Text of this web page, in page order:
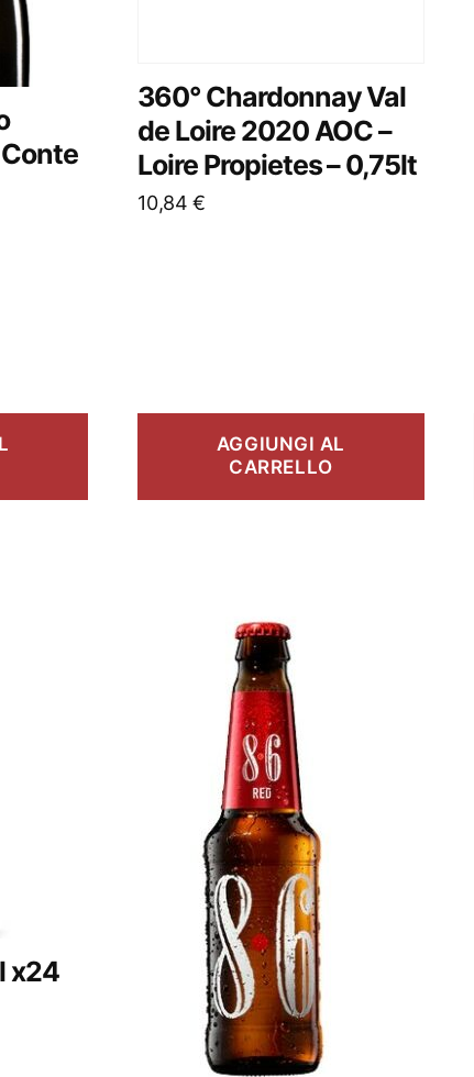
360° Chardonnay Val
de Loire 2020 AOC –
Loire Propietes – 0,75lt
10,84€
AGGIUNGI AL
CARRELLO
x24